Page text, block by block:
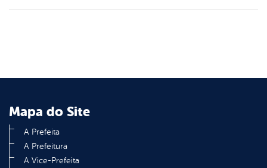
Mapa do Site
A Prefeita
A Prefeitura
A Vice-Prefeita